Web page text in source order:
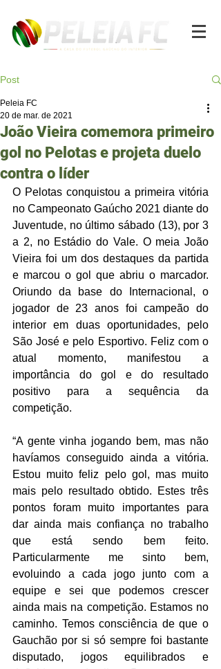
Post
João Vieira comemora primeiro
gol no Pelotas e projeta duelo
contra o líder
Peleia FC
20 de mar. de 2021
O Pelotas conquistou a primeira vitória
no Campeonato Gaúcho 2021 diante do
Juventude, no último sábado (13), por 3
a 2, no Estádio do Vale. O meia João
Vieira foi um dos destaques da partida
e marcou o gol que abriu o marcador.
Oriundo da base do Internacional, o
jogador de 23 anos foi campeão do
interior em duas oportunidades, pelo
São José e pelo Esportivo. Feliz com o
atual momento, manifestou a
importância do gol e do resultado
positivo para a sequência da
competição.
“A gente vinha jogando bem, mas não
havíamos conseguido ainda a vitória.
Estou muito feliz pelo gol, mas muito
mais pelo resultado obtido. Estes três
pontos foram muito importantes para
dar ainda mais confiança no trabalho
que está sendo bem feito.
Particularmente me sinto bem,
evoluindo a cada jogo junto com a
equipe e sei que podemos crescer
ainda mais na competição. Estamos no
caminho. Temos consciência de que o
Gauchão por si só sempre foi bastante
disputado, jogos equilibrados e